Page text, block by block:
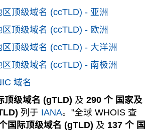
顶级域名 (ccTLD) - 亚洲
顶级域名 (ccTLD) - 欧洲
顶级域名 (ccTLD) - 大洋洲
顶级域名 (ccTLD) - 南极洲
域名
顶级域名 (gTLD) 及 290 个 国家及
列于 IANA。"全球 WHOIS 查
国际顶级域名 (gTLD) 及 137 个 国